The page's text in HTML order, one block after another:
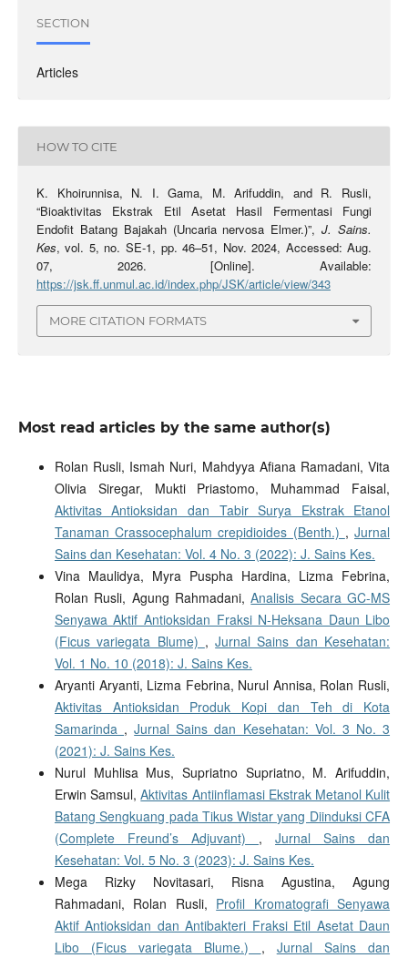
SECTION
Articles
HOW TO CITE
K. Khoirunnisa, N. I. Gama, M. Arifuddin, and R. Rusli,
“Bioaktivitas Ekstrak Etil Asetat Hasil Fermentasi Fungi
Endofit Batang Bajakah (Uncaria nervosa Elmer.)”,J. Sains.
Kes, vol. 5, no. SE-1, pp. 46–51, Nov. 2024, Accessed: Aug.
07, 2026. [Online]. Available:
https://jsk.ff.unmul.ac.id/index.php/JSK/article/view/343
MORE CITATION FORMATS
Most read articles by the same author(s)
Rolan Rusli, Ismah Nuri, Mahdyya Afiana Ramadani, Vita
Olivia Siregar, Mukti Priastomo, Muhammad Faisal,
Aktivitas Antioksidan dan Tabir Surya Ekstrak Etanol
Tanaman Crassocephalum crepidioides (Benth.) ,Jurnal
Sains dan Kesehatan: Vol. 4 No. 3 (2022): J. Sains Kes.
Vina Maulidya, Myra Puspha Hardina, Lizma Febrina,
Rolan Rusli, Agung Rahmadani,Analisis Secara GC-MS
Senyawa Aktif Antioksidan Fraksi N-Heksana Daun Libo
(Ficus variegata Blume) ,Jurnal Sains dan Kesehatan:
Vol. 1 No. 10 (2018): J. Sains Kes.
Aryanti Aryanti, Lizma Febrina, Nurul Annisa, Rolan Rusli,
Aktivitas Antioksidan Produk Kopi dan Teh di Kota
Samarinda ,Jurnal Sains dan Kesehatan: Vol. 3 No. 3
(2021): J. Sains Kes.
Nurul Muhlisa Mus, Supriatno Supriatno, M. Arifuddin,
Erwin Samsul,Aktivitas Antiinflamasi Ekstrak Metanol Kulit
Batang Sengkuang pada Tikus Wistar yang Diinduksi CFA
(Complete Freund’s Adjuvant) ,Jurnal Sains dan
Kesehatan: Vol. 5 No. 3 (2023): J. Sains Kes.
Mega Rizky Novitasari, Risna Agustina, Agung
Rahmadani, Rolan Rusli, Profil Kromatografi Senyawa
Aktif Antioksidan dan Antibakteri Fraksi Etil Asetat Daun
Libo (Ficus variegata Blume.) , Jurnal Sains dan